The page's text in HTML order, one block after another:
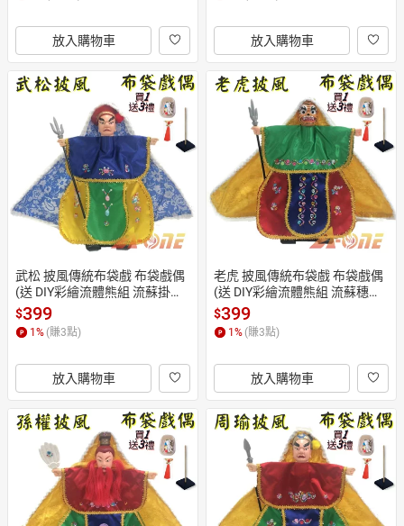
放入購物車 放入購物車
武松 披風傳統布袋戲 布袋戲偶
(送 DIY彩繪流體熊組 流蘇掛件
戲偶架)男童布偶 木偶人偶玩偶
童玩 玩具 布袋戲手偶
$399
1% (賺3點)
放入購物車
老虎 披風傳統布袋戲 布袋戲偶
(送 DIY彩繪流體熊組 流蘇穗子
戲偶架)禮物布偶 木偶人偶玩偶
童玩 玩具 布袋戲手偶
$399
1% (賺3點)
放入購物車